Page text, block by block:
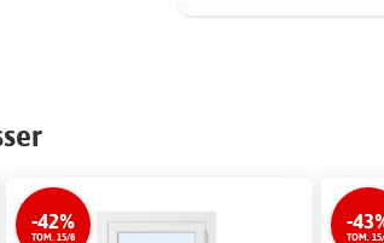
-42%
TOM. 15/8
-
TOM.